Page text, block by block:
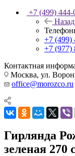
+7 (499) 444-
Назад
+7 (499)
+7 (977)
Контактная
Москва, ул.
office@morozco.ru
Гирлянда
зеленая 270